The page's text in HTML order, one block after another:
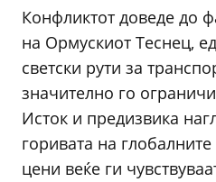
Конфликтот доведе до
на Ормускиот Теснец,
светски рути за
значително го
Исток и предизвика
горивата на
цени веќе ги